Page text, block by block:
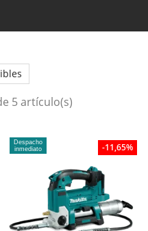
5 artículo(s)
Despacho
inmediato
-11,65%